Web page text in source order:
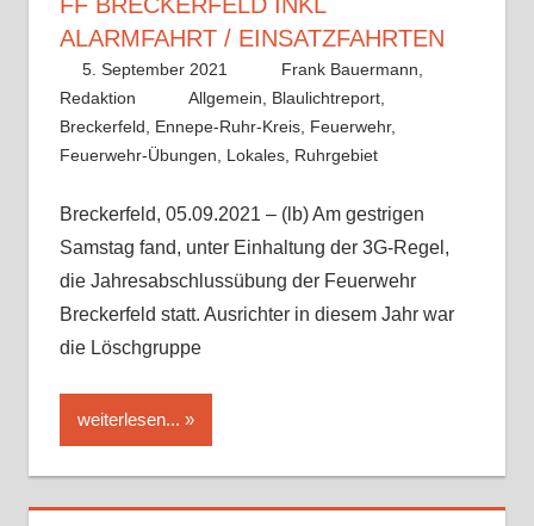
LARMFAHRT / EINSATZFAHRTEN
5. September 2021
Frank Bauermann,
Redaktion
Allgemein Blaulichtreport
Breckerfeld
Ennepe-Ruhr-Kreis, Feuerwehr,
Feuerwehr-Übungen
Lokales, Ruhrgebiet
Breckerfeld, 05.09.2021 – (lb) Am gestrigen
Samstag fand, unter Einhaltung der 3G-Regel,
die Jahresabschlussübung der Feuerwehr
Breckerfeld statt. Ausrichter in diesem Jahr war
die Löschgruppe
weiterlesen...